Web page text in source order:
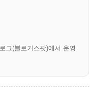
그(블로거스팟)에서 운영